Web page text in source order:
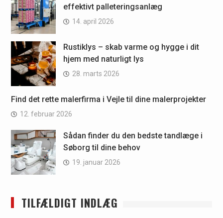
effektivt palleteringsanlæg
14. april 2026
Rustiklys – skab varme og hygge i dit
hjem med naturligt lys
28. marts 2026
Find det rette malerfirma i Vejle til dine malerprojekter
12. februar 2026
Sådan finder du den bedste tandlæge i
Søborg til dine behov
19. januar 2026
TILFÆLDIGT INDLÆG